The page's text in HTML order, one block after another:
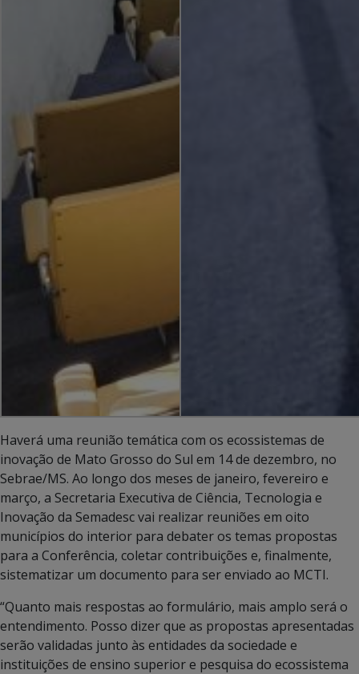
Haverá uma reunião temática com os ecossistemas de
inovação de Mato Grosso do Sul em 14 de dezembro, no
Sebrae/MS. Ao longo dos meses de janeiro, fevereiro e
março, a Secretaria Executiva de Ciência, Tecnologia e
Inovação da Semadesc vai realizar reuniões em oito
municípios do interior para debater os temas propostas
para a Conferência, coletar contribuições e, finalmente,
sistematizar um documento para ser enviado ao MCTI.
“Quanto mais respostas ao formulário, mais amplo será o
entendimento. Posso dizer que as propostas apresentadas
serão validadas junto às entidades da sociedade e
instituições de ensino superior e pesquisa do ecossistema